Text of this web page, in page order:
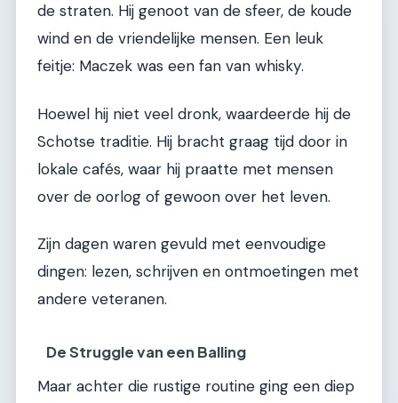
de straten. Hij genoot van de sfeer, de koude
wind en de vriendelijke mensen. Een leuk
feitje: Maczek was een fan van whisky.
Hoewel hij niet veel dronk, waardeerde hij de
Schotse traditie. Hij bracht graag tijd door in
lokale cafés, waar hij praatte met mensen
over de oorlog of gewoon over het leven.
Zijn dagen waren gevuld met eenvoudige
dingen: lezen, schrijven en ontmoetingen met
andere veteranen.
De Struggle van een Balling
Maar achter die rustige routine ging een diep